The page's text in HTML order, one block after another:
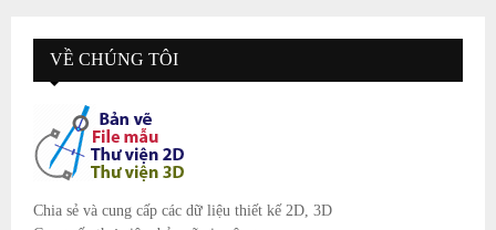
VỀ CHÚNG TÔI
Chia sẻ và cung cấp các dữ liệu thiết kế 2D, 3D